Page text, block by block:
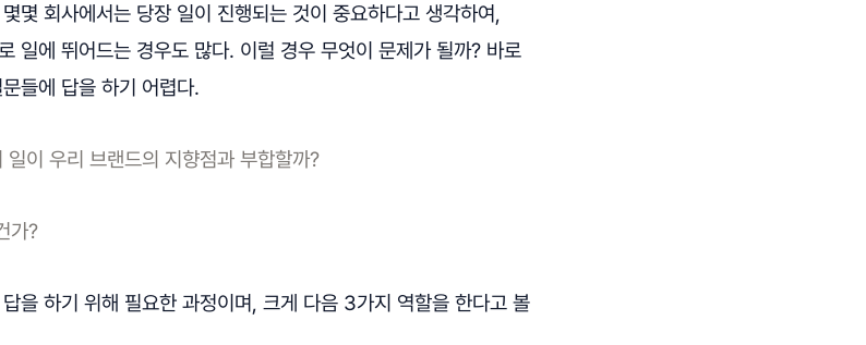
몇 회사에서는 당장 일이 진행되는 것이 중요하다고 생각하여,
일에 뛰어드는 경우도 많다. 이럴 경우 무엇이 문제가 될까? 바로
들에 답을 하기 어렵다.
이 우리 브랜드의 지향점과 부합할까?
가?
을 하기 위해 필요한 과정이며, 크게 다음 3가지 역할을 한다고 볼